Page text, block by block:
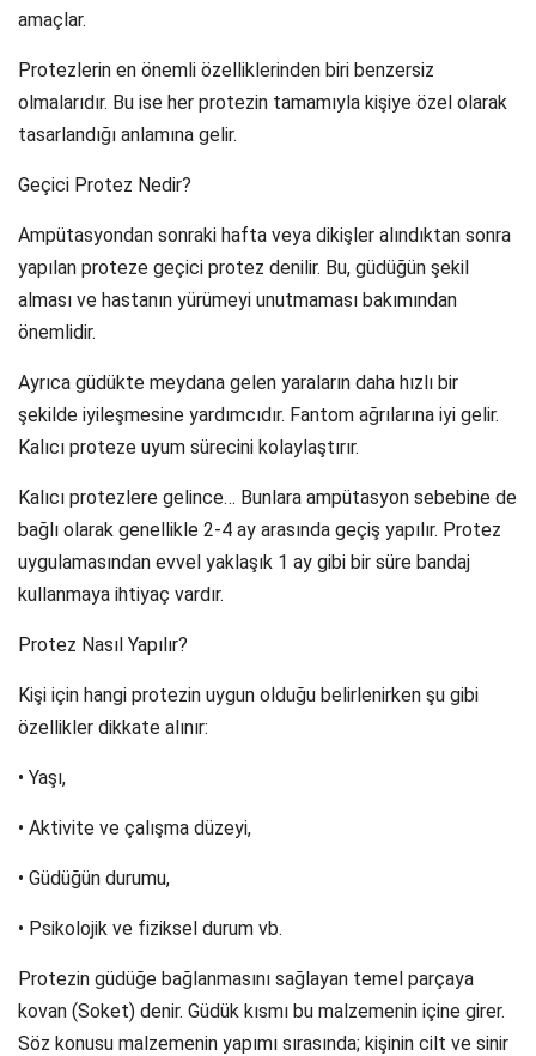
amaçlar.
Protezlerin en önemli özelliklerinden biri benzersiz
olmalarıdır. Bu ise her protezin tamamıyla kişiye özel olarak
tasarlandığı anlamına gelir.
Geçici Protez Nedir?
Ampütasyondan sonraki hafta veya dikişler alındıktan sonra
yapılan proteze geçici protez denilir. Bu, güdüğün şekil
alması ve hastanın yürümeyi unutmaması bakımından
önemlidir.
Ayrıca güdükte meydana gelen yaraların daha hızlı bir
şekilde iyileşmesine yardımcıdır. Fantom ağrılarına iyi gelir.
Kalıcı proteze uyum sürecini kolaylaştırır.
Kalıcı protezlere gelince… Bunlara ampütasyon sebebine de
bağlı olarak genellikle 2-4 ay arasında geçiş yapılır. Protez
uygulamasından evvel yaklaşık 1 ay gibi bir süre bandaj
kullanmaya ihtiyaç vardır.
Protez Nasıl Yapılır?
Kişi için hangi protezin uygun olduğu belirlenirken şu gibi
özellikler dikkate alınır:
• Yaşı,
• Aktivite ve çalışma düzeyi,
• Güdüğün durumu,
• Psikolojik ve fiziksel durum vb.
Protezin güdüğe bağlanmasını sağlayan temel parçaya
kovan (Soket) denir. Güdük kısmı bu malzemenin içine girer.
Söz konusu malzemenin yapımı sırasında; kişinin cilt ve sinir